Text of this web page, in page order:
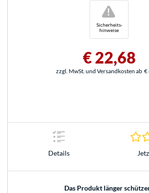
Sicherheits-
hinweise
!
€ 22,68
zzgl. MwSt. und Versandkosten ab €
Details
Das Produkt länger